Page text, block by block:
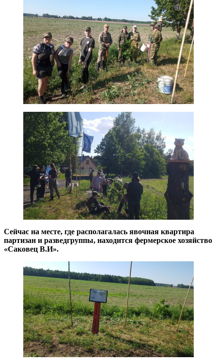
Сейчас на месте, где располагалась явочная квартира
партизан и разведгруппы, находится фермерское хозяйство
«Саковец В.И».